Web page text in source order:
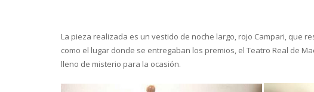
La pieza realizada es un vestido de noche largo, rojo Campari, que
como el lugar donde se entregaban los premios, el Teatro Real de
lleno de misterio para la ocasión.